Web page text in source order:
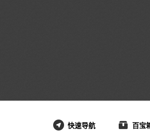
快速导航 百宝